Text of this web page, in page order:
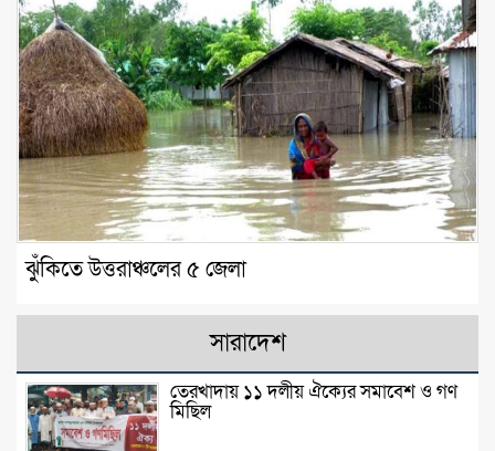
ঝুঁকিতে উত্তরাঞ্চলের ৫ জেলা
সারাদেশ
তেরখাদায় ১১ দলীয় ঐক্যের সমাবেশ ও গণ
মিছিল